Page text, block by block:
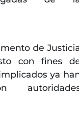
de
con fines
ya